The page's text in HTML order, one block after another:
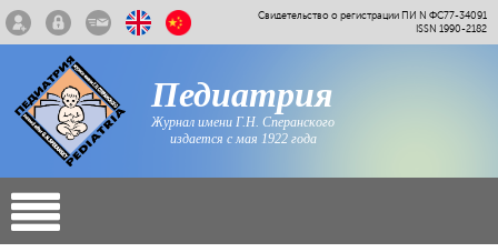
Свидетельство о регистрации ПИ N ФС77-34091
ISSN 1990-2182
Педиатрия
Журнал имени Г.Н. Сперанского
издается с мая 1922 года